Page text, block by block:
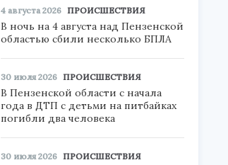
4 августа 2026 ПРОИСШЕСТВИЯ
В ночь на 4 августа над Пензенской
областью сбили несколько БПЛА
30 июля 2026 ПРОИСШЕСТВИЯ
В Пензенской области с начала
года в ДТП с детьми на питбайках
погибли два человека
30 июля 2026 ПРОИСШЕСТВИЯ